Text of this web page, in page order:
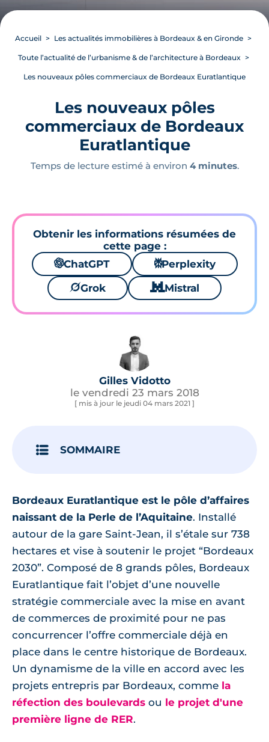
Accueil Les actualités immobilières à Bordeaux & en Gironde
Toute l’actualité de l’urbanisme & de l’architecture à Bordeaux
Les nouveaux pôles commerciaux de Bordeaux Euratlantique
Les nouveaux pôles
commerciaux de Bordeaux
Euratlantique
Temps de lecture estimé à environ 4 minutes.
Obtenir les informations résumées de
cette page :
🌌ChatGPT ⚙Perplexity
🪐Grok 🐱 Mistral
Gilles Vidotto
le vendredi 23 mars 2018
[ mis à jour le jeudi 04 mars 2021 ]
SOMMAIRE
Bordeaux Euratlantique est le pôle d’affaires
naissant de la Perle de l’Aquitaine. Installé
autour de la gare Saint-Jean, il s’étale sur 738
hectares et vise à soutenir le projet “Bordeaux
2030”. Composé de 8 grands pôles, Bordeaux
Euratlantique fait l’objet d’une nouvelle
stratégie commerciale avec la mise en avant
de commerces de proximité pour ne pas
concurrencer l’offre commerciale déjà en
place dans le centre historique de Bordeaux.
Un dynamisme de la ville en accord avec les
projets entrepris par Bordeaux, comme la
réfection des boulevards ou le projet d'une
première ligne de RER.